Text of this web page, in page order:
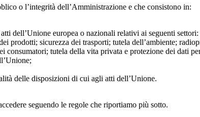
o l’integrità dell’Amministrazione e che consistono in:
dell’Unione europea o nazionali relativi ai seguenti
prodotti; sicurezza dei trasporti; tutela dell’ambiente;
consumatori; tutela della vita privata e protezione dei dati
delle disposizioni di cui agli atti dell’Unione.
seguendo le regole che riportiamo più sotto.